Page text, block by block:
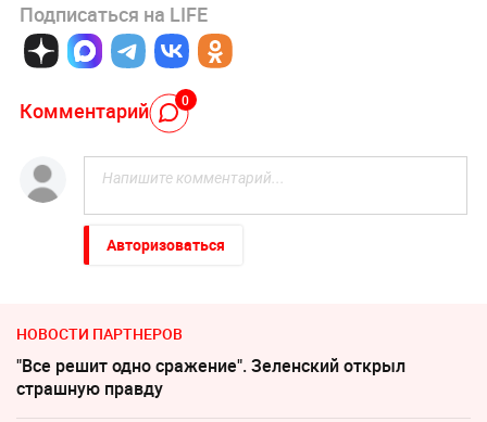
Подписаться на LIFE
Комментарий 0
Авторизоваться
НОВОСТИ ПАРТНЕРОВ
"Все решит одно сражение". Зеленский открыл
страшную правду